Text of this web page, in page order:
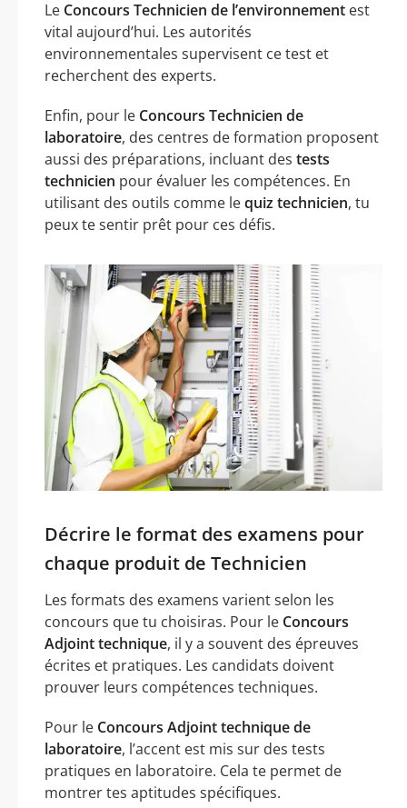
Le Concours Technicien de l’environnement est
vital aujourd’hui. Les autorités
environnementales supervisent ce test et
recherchent des experts.
Enfin, pour le Concours Technicien de
laboratoire, des centres de formation proposent
aussi des préparations, incluant des tests
technicien pour évaluer les compétences. En
utilisant des outils comme lequiz technicien, tu
peux te sentir prêt pour ces défis.
Décrire le format des examens pour
chaque produit de Technicien
Les formats des examens varient selon les
concours que tu choisiras. Pour le Concours
Adjoint technique, il y a souvent des épreuves
écrites et pratiques. Les candidats doivent
prouver leurs compétences techniques.
Pour le Concours Adjoint technique de
laboratoire, l’accent est mis sur des tests
pratiques en laboratoire. Cela te permet de
montrer tes aptitudes spécifiques.